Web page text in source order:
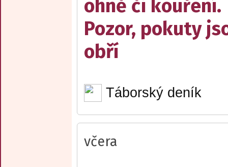
ohně či kouření.
Pozor, pokuty
obří
Táborský deník
včera